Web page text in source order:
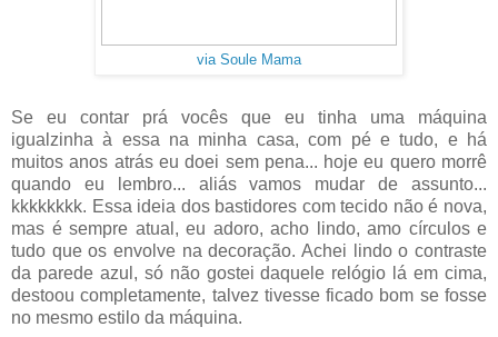
via Soule Mama
Se eu contar prá vocês que eu tinha uma máquina
igualzinha à essa na minha casa, com pé e tudo, e há
muitos anos atrás eu doei sem pena... hoje eu quero morrê
quando eu lembro... aliás vamos mudar de assunto...
kkkkkkkk. Essa ideia dos bastidores com tecido não é nova,
mas é sempre atual, eu adoro, acho lindo, amo círculos e
tudo que os envolve na decoração. Achei lindo o contraste
da parede azul, só não gostei daquele relógio lá em cima,
destoou completamente, talvez tivesse ficado bom se fosse
no mesmo estilo da máquina.